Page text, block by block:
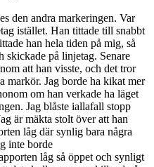
den andra markeringen. Var
istället. Han tittade till snabbt
han hela tiden på mig, så
skickade på linjetag. Senare
att han visste, och det tror
markör. Jag borde ha kikat mer
om han verkade ha läget
Jag blåste iallafall stopp
är mäkta stolt över att han
låg där synlig bara några
inte borde
låg så öppet och synligt